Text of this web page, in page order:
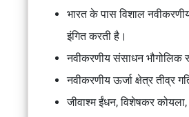
भारत के पास विशाल
इंगित करती है।
नवीकरणीय संसाधन
नवीकरणीय ऊर्जा क्षेत्र तीव्र
जीवाश्म ईंधन, विशेषकर